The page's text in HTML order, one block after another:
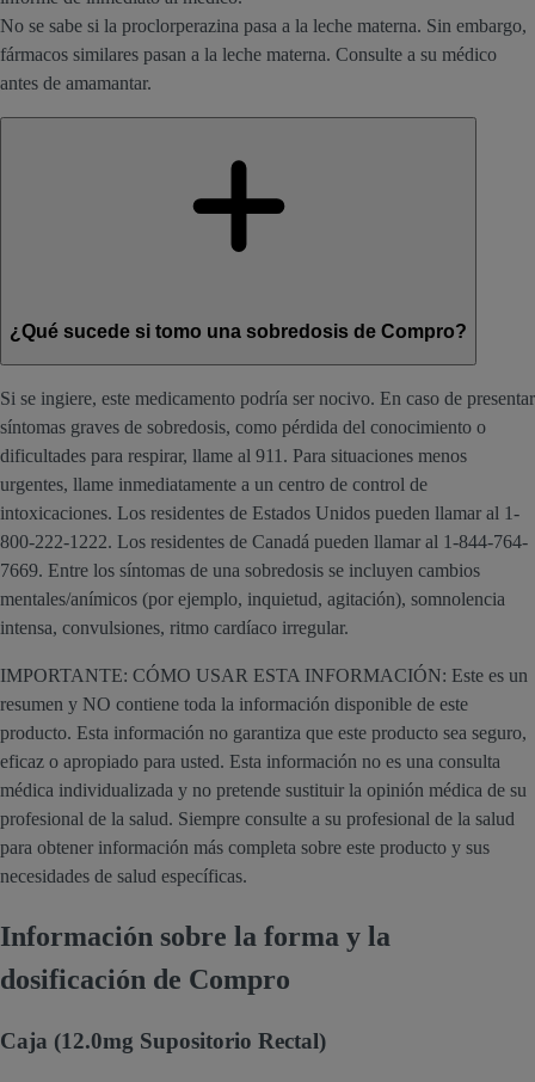
No se sabe si la proclorperazina pasa a la leche materna. Sin embargo,
fármacos similares pasan a la leche materna. Consulte a su médico
antes de amamantar.
¿Qué sucede si tomo una sobredosis de Compro?
Si se ingiere, este medicamento podría ser nocivo. En caso de presentar
síntomas graves de sobredosis, como pérdida del conocimiento o
dificultades para respirar, llame al 911. Para situaciones menos
urgentes, llame inmediatamente a un centro de control de
intoxicaciones. Los residentes de Estados Unidos pueden llamar al 1-
800-222-1222. Los residentes de Canadá pueden llamar al 1-844-764-
7669. Entre los síntomas de una sobredosis se incluyen cambios
mentales/anímicos (por ejemplo, inquietud, agitación), somnolencia
intensa, convulsiones, ritmo cardíaco irregular.
IMPORTANTE: CÓMO USAR ESTA INFORMACIÓN: Este es un
resumen y NO contiene toda la información disponible de este
producto. Esta información no garantiza que este producto sea seguro,
eficaz o apropiado para usted. Esta información no es una consulta
médica individualizada y no pretende sustituir la opinión médica de su
profesional de la salud. Siempre consulte a su profesional de la salud
para obtener información más completa sobre este producto y sus
necesidades de salud específicas.
Información sobre la forma y la
dosificación de Compro
Caja (12.0mg Supositorio Rectal)